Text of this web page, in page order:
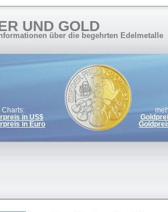
UND GOLD
über die begehrten Edelmetalle
Charts:
in US$
in Euro